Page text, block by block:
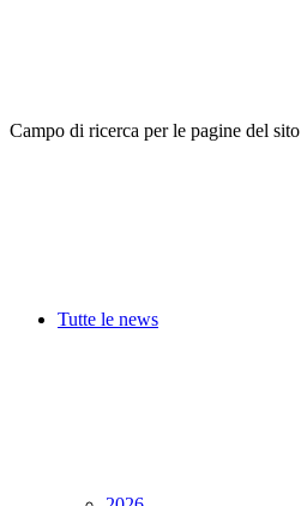
Campo di ricerca per le pagine del sito
Tutte le news